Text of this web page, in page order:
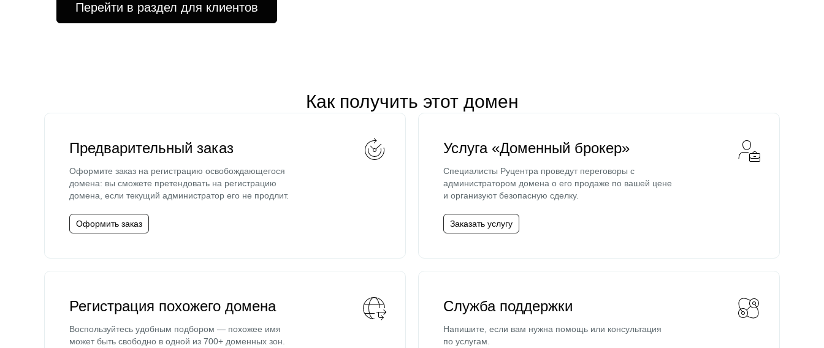
Перейти в раздел для клиентов
Как получить этот домен
Предварительный заказ
Оформите заказ на регистрацию освобождающегося
домена: вы сможете претендовать на регистрацию
домена, если текущий администратор его не продлит.
Оформить заказ
Услуга «Доменный брокер»
Специалисты Руцентра проведут переговоры с
администратором домена о его продаже по вашей цене
и организуют безопасную сделку.
Заказать услугу
Регистрация похожего домена
Воспользуйтесь удобным подбором — похожее имя
может быть свободно в одной из 700+ доменных зон.
Служба поддержки
Напишите, если вам нужна помощь или консультация
по услугам.